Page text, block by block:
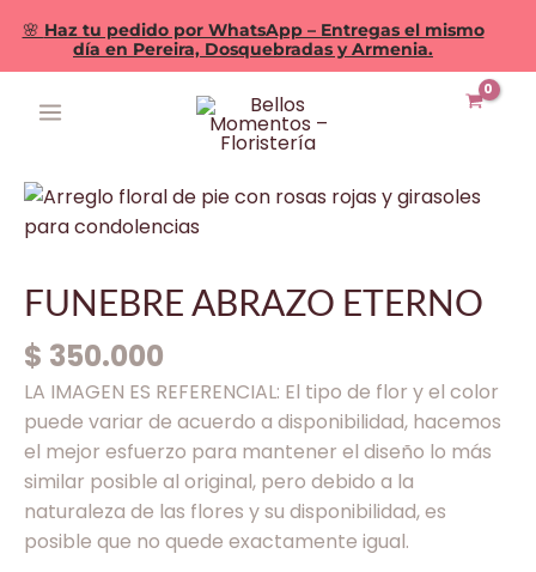
MAIN
FUNEBRE ABRAZO ETERNO
$ 350.000
LA IMAGEN ES REFERENCIAL: El tipo de flor y el color
puede variar de acuerdo a disponibilidad, hacemos
el mejor esfuerzo para mantener el diseño lo más
similar posible al original, pero debido a la
naturaleza de las flores y su disponibilidad, es
posible que no quede exactamente igual.
FUNEBRE
ABRAZO
cantidad
🌸 Haz tu pedido por WhatsApp – Entregas el mismo
día en Pereira, Dosquebradas y Armenia.